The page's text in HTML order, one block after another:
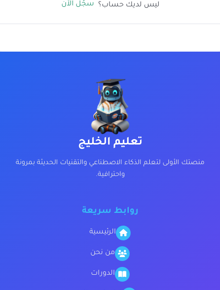
ليس لديك حساب؟ سجّل الآن
تعليم الخليج
منصتك الأولى لتعلم الذكاء الاصطناعي والتقنيات الحديثة بمرونة
واحترافية.
روابط سريعة
الرئيسية
من نحن
الدورات